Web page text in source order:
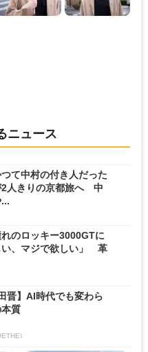
ニュース
て中村の付き人だった
2人きりの京都旅へ 中
のロッキー3000GTに
い、マジで欲しい」 革
晋】AI時代でも変わら
質